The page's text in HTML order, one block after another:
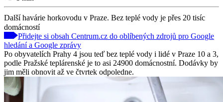
Další havárie horkovodu v Praze. Bez teplé vody je přes 20 tisíc
domácností
Přidejte si obsah Centrum.cz do oblíbených zdrojů pro Google
hledání a Google zprávy
Po obyvatelích Prahy 4 jsou teď bez teplé vody i lidé v Praze 10 a 3,
podle Pražské teplárenské je to asi 24900 domácnostní. Dodávky by
jim měli obnovit až ve čtvrtek odpoledne.